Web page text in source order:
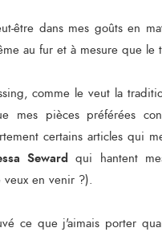
être dans mes goûts en
au fur et à mesure que le
comme le veut la
pièces préférées
certains articles qui
Seward qui hantent
en venir ?).
ce que j'aimais porter